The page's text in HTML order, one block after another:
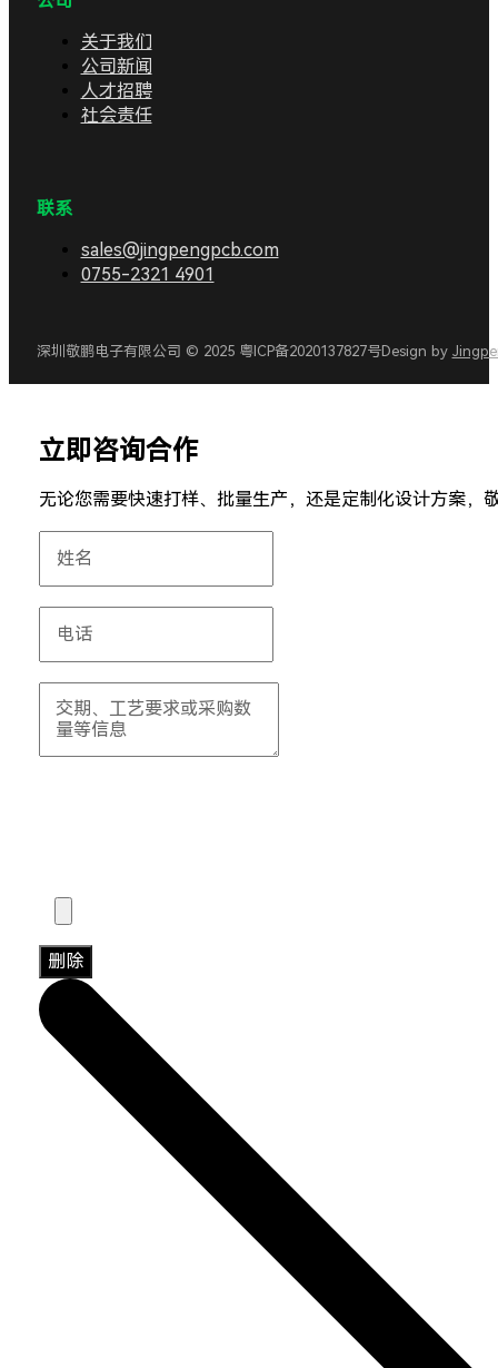
关于我们
公司新闻
人才招聘
社会责任
联系
sales@jingpengpcb.com
0755-2321 4901
深圳敬鹏电子有限公司 © 2025 粤ICP备2020137827号Design by
立即咨询合作
无论您需要快速打样、批量生产，还是定制化设计方案，
删除